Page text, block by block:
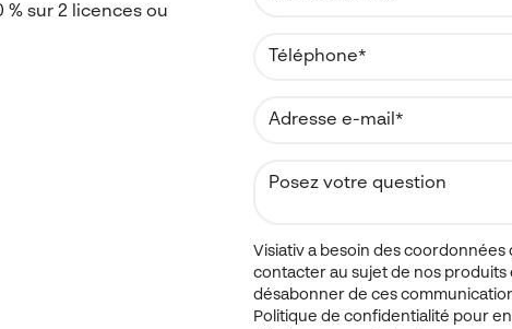
sur 2 licences ou
Visiativ a besoin des
contacter au sujet de nos produits
désabonner de ces
Politique de confidentialité pour